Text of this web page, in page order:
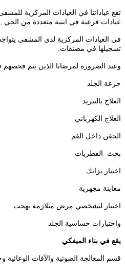
عيادات فرعية في ابنية متعددة من الحي , يصل
في العيادات المركزية لدى المشفى
تسجيلها في مصنفات.
وعند الضرورة لمرضانا الذين يتم فحصهم
خزعة الجلد
العلاج بالتبريد
العلاج الكهربائي
الحقن داخل الفم
بحث الفطريات
اختبار تزانك
معاينة مجهرية
اختبار لتشخصي مرض متلازمة بهجت
واختبارات حساسية الجلد
يقع في بناء الميفكي
قسم المعالجة الضوئية والآفات